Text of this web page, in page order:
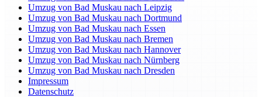
Umzug von Bad Muskau nach Leipzig
Umzug von Bad Muskau nach Dortmund
Umzug von Bad Muskau nach Essen
Umzug von Bad Muskau nach Bremen
Umzug von Bad Muskau nach Hannover
Umzug von Bad Muskau nach Nürnberg
Umzug von Bad Muskau nach Dresden
Impressum
Datenschutz